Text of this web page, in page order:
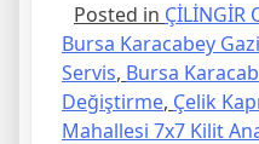
Posted in ÇİLİNGİR
Bursa Karacabey
Servis, Bursa
Değiştirme, Çelik
Mahallesi 7x7 Kilit